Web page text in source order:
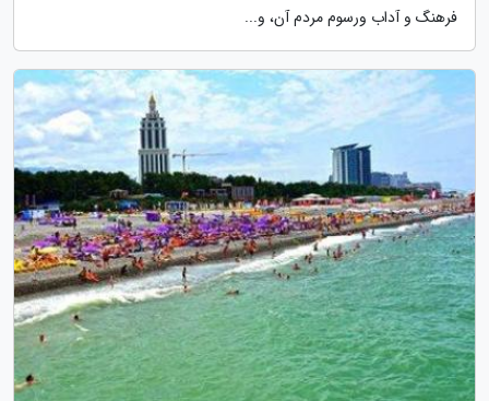
فرهنگ و آداب ورسوم مردم آن، و...